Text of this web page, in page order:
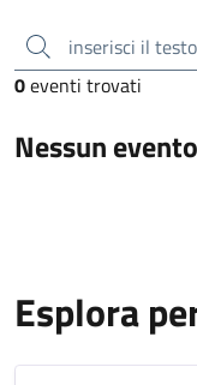
inserisci il testo da cercare
0eventi trovati
Nessun
Esplora